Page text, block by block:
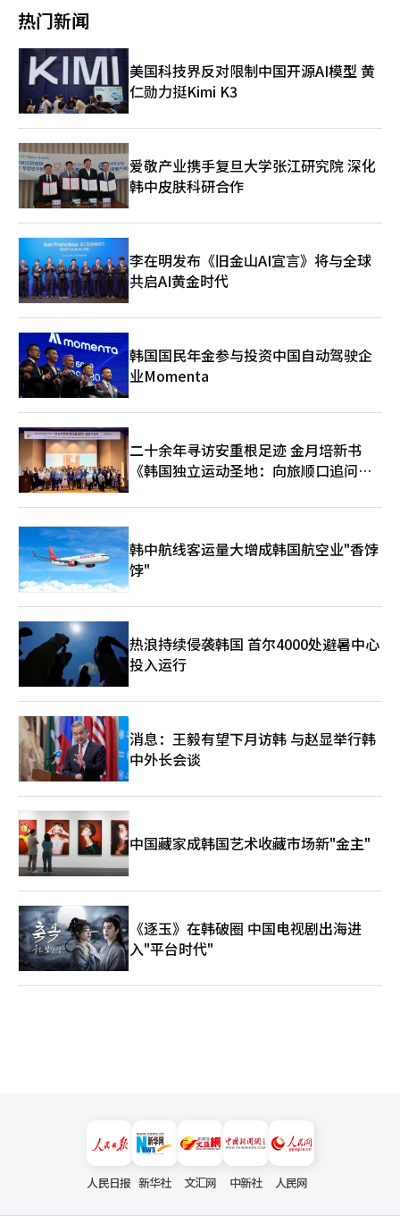
治信任问题。日本在材料和设备方面强，而台湾则在代工方面强。
韩国是同时具备AI基础设施所需多种制造能力的国家。这不仅仅是
产业竞争力，更是地缘政治杠杆。 金融专家 那么“超额利润”是
什么？ 金勇范 通常情况下，企业在竞争加剧时，利润率会降低。
然而在技术壁垒高、供应商有限、需求结构性持续增长的行业，超
出平均水平的利润可以长期持续。这就是超额利润。如果韩国企业
能够在AI内存和基础设施产业中占据这样的地位，韩国经济将进入
勇范 企业获得巨额利润后，企业税会增加。高收入工程师和相关
行业从业者的所得税也会增加。出口增加则贸易顺差扩大，影响韩
元价值和国民购买力。企业利润的增长不仅仅是结束，还与国家税
收、国民收入、资产市场、汇率和物价等相互关联。因此，超额利
润可以转化为超额税收。 金融专家 但过去在半导体繁荣时期也曾
有超额税收，不是吗？ 金勇范 没错，2021年和2022年也有超额税
收。然而当时并没有将其视为结构性变化，也没有事先设定原则来
使用。繁荣时期会产生超额税收，而衰退时期则会出现税收不足的
情况，这种情况反复发生。如果这次周期更大更长，就不能以同样
的方式应对。 金融专家 那么政府应该做什么？ 金勇范 首先，不要
仅仅关注现有的GDP统计数据，还要同时关注出口、贸易顺差、企
业营业利润、名义收入和贸易条件。其次，超额税收出现时，必须
提前设定使用原则。第三，需要重新设计AI时代所需的创业、教
育、文化、移民和福利系统。 金融专家 为什么只看GDP不行？ 金
勇范 像半导体这样的行业，质量提升速度非常快。当性能、集成
业利润可能会爆炸性增长，但实际GDP看起来相对平常。这并不是
说统计数据是错误的，而是现实可能会滞后反映。 金融专家 最具
争议的部分是“国民分红”。这是否意味着基本收入？ 金勇范 不
必如此断言。关键在于名称，而在于原则。AI基础设施时代的超额
利润并非仅由特定企业的努力所产生，而是建立在半个世纪以来国
民在教育、税收、产业政策和社会耐心上共同积累的产业基础之
上。因此，我们需要讨论如何将这些成果的一部分结构性地回馈给
国民。 金融专家 这可能会被误解为只是把钱分发出去。 金勇范 因
此，需要更精细的讨论。可以用作青年创业的资产，也可以设立AI
转型教育账户。也可以用于农村基本收入、艺术家支持、养老金补
充和地方创业基础设施投资。重要的是，当超额税收出现时，不要
随意使用，而是要在国家原则和社会共识的基础上使用。 金融专
家 最终是分配问题还是增长问题？ 金勇范 两者都是。在AI时代，
增长和分配无法分开。超额利润具有集中性。股东、核心工程师和
首都圈资产持有者将获得巨大利益，但中产阶级和地方可能会被边
缘化。国家整体富裕，但社会内部差距加大的K型结构可能会加
重要的原因是什么？ 金勇范 AI替代重复性工作时，单靠增加公共
就业的方式是有限的。人类剩下的领域是判断、创造、关系、感
知、表达和意义。因此，创业和文化至关重要。AI工具可以为个人
和小团队提供过去大企业水平的生产力。国家应降低创业失败的风
险，并在地方创造创业的基础。文化不仅是简单的休闲，也是保护
人性的重要战略产业。 金融专家 您提到了移民问题。 金勇范 低出
生率和老龄化是韩国最大的结构性制约。我们需要吸引高技术人
才，并稳定接纳护理和必要劳动人员。这不仅是简单的劳动力输入
问题，更是国家结构重塑的问题。如果韩国成为AI基础设施强国，
反而会有机会吸引全球人才。 金融专家 最终，韩国应该成为一个
技术是企业创造的，但文明是社会创造的。如果韩国能够妥善设计
这个机会，就能够超越简单的出口强国，提出AI时代的国家模型。
问答的结论与见解 金勇范室长的文章初读时可能显得有些陌生。
KOSPI 7500、KOSPI 1万、半导体利润700万亿韩元、国民分红、
AI时代国家重塑等表达同时出现。然而逐句分析后，逻辑意外地简
路、港口、工业区和学校。在信息化时代，国家铺设了高速互联网
和数字基础设施。 在AI时代，创业安全网、转型教育、文化生态、
地区再生、老年保障和技术人才移民政策将成为新的国家基础设
完成海外股票的卖出，因此，越来越多的资金开始转向国内资产管
相对而言，国内股市仍在强劲上涨。以人工智能（AI）和半导体行
业为中心，外资流入加速，KOSPI不断创下新高。近期证券界甚至
提到KOSPI达到8000点的可能性，个人投资者的资金也迅速流向国
内大型股和指数交易所交易基金（ETF）。 证券行业人士表
示：“长期投资于美国科技股的个人投资者在最近的反弹阶段选择
了获利了结，国内股市的上涨力度超出预期，导致资金流向相对被
低估的国内市场。”※ 本报道经人工智能（AI）系统翻译与编辑。
布减持的公司股价无一例外地遭遇了下跌。 LS电气就是一个典型
案例。由于电力设备行业的良好表现，LS电气的股价曾大幅上涨。
12日，LS电气公告称，副总裁安吉龙、常务理事李有美和常务理
事徐长哲分别减持了所持股份，现金化金额分别为安副总裁3亿
5354万韩元、李常务理事3亿5507万韩元、徐常务理事3亿3020万
韩元。 公告发布当天，LS电气的股价较前一交易日下跌7.07%收
盘。公司表示：“高管们减持的股份是以绩效奖金形式发放的自家
股份，出于个人判断进行的处置。” 不仅是LS电气，最近公布减
持的斗山能源、努里弗莱克斯等公司在公告后也持续走弱。这种现
象导致市场普遍认为，掌握内部信息的高管在股价上涨的末期选
择“退出”。 为了缓解内部交易对市场的冲击，2024年7月实施
的“上市公司内部交易预先公告制度”被认为在实效性方面存在局
限。该制度旨在保护小股东免受大规模减持导致的股价暴跌，但实
究院研究员金敏基表示：“目前的预先公告制度主要针对发行股份
总数的1%或交易金额50亿以上的大规模交易，旨在防止过去因大
宗交易公告而导致的股价暴跌，提升市场透明度。” 金研究员认
为，自制度实施以来，经过30天的冷却期，过去那种突发性暴跌的
情况有所减少。在强劲的牛市中，内部人士减持的预先公告规模增
加，从一般投资者的角度来看，有助于缓解突发冲击，消除信息不
对称。此外，从内部人士的角度来看，也减少了被怀疑利用未公开
信息的可能性。 然而，金研究员指出：“但如果减持规模未达到
50亿的标准，则没有预先公告义务，仅会进行事后股份变动公
告。”他强调：“该制度并不能完全阻止所有内部人士的减持，因
此小规模和非目标交易仍然在事后市场反应中存在局限。” 专家
们强调，必须讨论在保持制度初衷的同时消除盲区的方案。 首
先，应该考虑下调目前50亿的预先公告标准，或加强对一定时期内
累计交易量的监测。此外，为了防止利用家庭成员或特殊关系人进
行“拆分减持”或名义交易，监管对象应以实际控制人为中心进行
调整。 公示内容的细化也是一个重要课题。内部人士在减持股份
税、资产多元化、个人情况等，以减少市场的不必要误解。 金融
投资业界人士表示：“即使提前公告，内部人士的减持信号本身并
不会消失，因此仍可能对股价产生影响。”但他同时指出：“不
过，投资者可以提前识别，从而提高预测的可能性，而内部人士也
难以在有利时机进行交易，这在提升市场透明度和公平性方面是非
常必要的制度。”※ 本报道经人工智能（AI）系统翻译与编辑。
热门新闻
美国科技界反对限制中国开源AI模型 黄
仁勋力挺Kimi K3
爱敬产业携手复旦大学张江研究院 深化
韩中皮肤科研合作
李在明发布《旧金山AI宣言》将与全球
共启AI黄金时代
韩国国民年金参与投资中国自动驾驶企
业Momenta
二十余年寻访安重根足迹 金月培新书
《韩国独立运动圣地：向旅顺口追问历
韩中航线客运量大增成韩国航空业"香饽
饽"
热浪持续侵袭韩国 首尔4000处避暑中心
投入运行
消息：王毅有望下月访韩 与赵显举行韩
中外长会谈
中国藏家成韩国艺术收藏市场新"金主"
《逐玉》在韩破圈 中国电视剧出海进
入"平台时代"
人民日报 新华社 文汇网 中新社 人民网